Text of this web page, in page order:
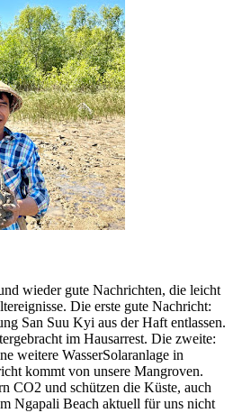
wieder gute Nachrichten, die leicht
Die erste gute Nachricht:
San Suu Kyi aus der Haft entlassen.
im Hausarrest. Die zweite:
weitere WasserSolaranlage in
kommt von unsere Mangroven.
CO2 und schützen die Küste, auch
Ngapali Beach aktuell für uns nicht